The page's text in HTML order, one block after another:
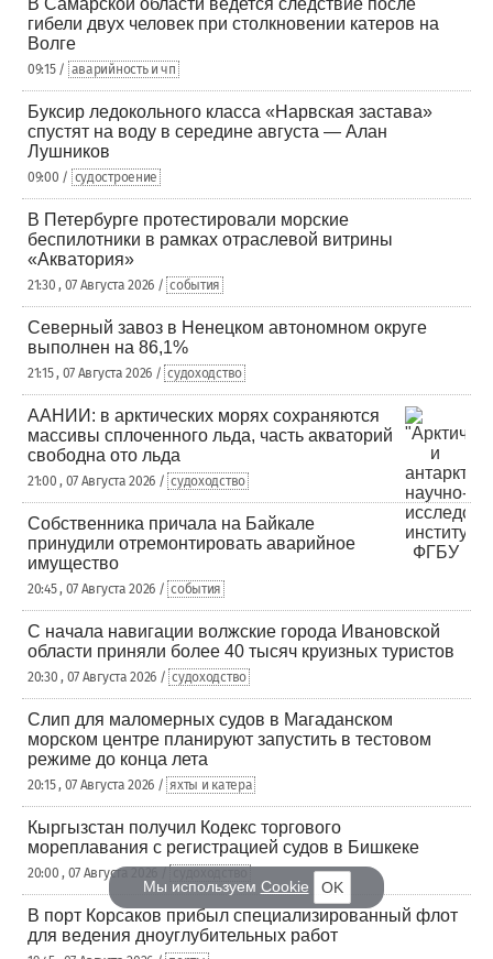
В Самарской области ведется следствие после
гибели двух человек при столкновении катеров на
Волге
09:15 / аварийность и чп
Буксир ледокольного класса «Нарвская застава»
спустят на воду в середине августа — Алан
Лушников
09:00 / судостроение
В Петербурге протестировали морские
беспилотники в рамках отраслевой витрины
«Акватория»
21:30 , 07 Августа 2026 / события
Северный завоз в Ненецком автономном округе
выполнен на 86,1%
21:15 , 07 Августа 2026 / судоходство
ААНИИ: в арктических морях сохраняются
массивы сплоченного льда, часть акваторий
свободна ото льда
21:00 , 07 Августа 2026 / судоходство
Собственника причала на Байкале
принудили отремонтировать аварийное
имущество
20:45 , 07 Августа 2026 / события
С начала навигации волжские города Ивановской
области приняли более 40 тысяч круизных туристов
20:30 , 07 Августа 2026 / судоходство
Слип для маломерных судов в Магаданском
морском центре планируют запустить в тестовом
режиме до конца лета
20:15 , 07 Августа 2026 / яхты и катера
Кыргызстан получил Кодекс торгового
мореплавания с регистрацией судов в Бишкеке
20:00 , 07 Августа 2026 /
В порт Корсаков прибыл специализированный флот
для ведения дноуглубительных работ
Мы используем Cookie OK